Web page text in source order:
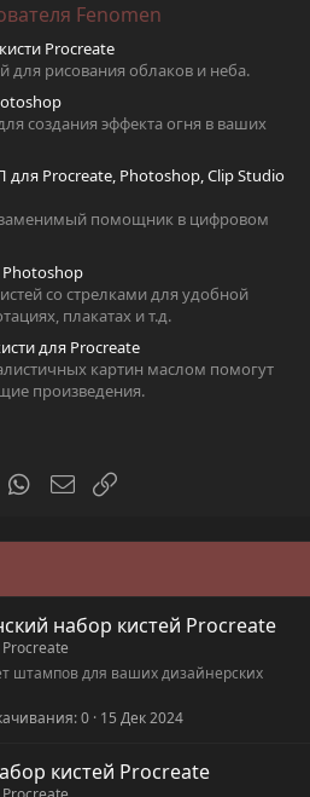
Fenomen
Procreate
для рисования облаков и неба.
создания эффекта огня в ваших
для Procreate, Photoshop, Clip Studio
помощник в цифровом
Photoshop
со стрелками для удобной
плакатах и т.д.
для Procreate
картин маслом помогут
произведения.
TumblrWhatsAppЭлектронная почта
набор кистей Procreate
штампов для ваших дизайнерских
0 15 Дек 2024
кистей Procreate